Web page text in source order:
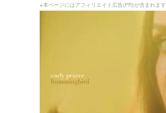
※本ページにはアフィリエイト広告(PR)が含まれます